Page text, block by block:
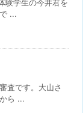
験学生の今井君を
...
査です。大山さ
ら ...